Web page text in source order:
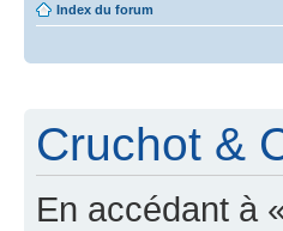
Index du forum
Cruchot &
En accédant à